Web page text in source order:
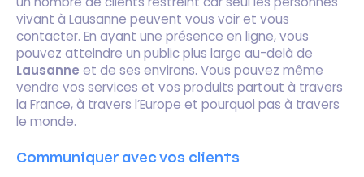
vivant à Lausanne peuvent vous voir et vous
contacter. En ayant une présence en ligne, vous
pouvez atteindre un public plus large au-delà de
Lausanne et de ses environs. Vous pouvez même
vendre vos services et vos produits partout à travers
la France, à travers l’Europe et pourquoi pas à travers
le monde.
Communiquer avec vos clients